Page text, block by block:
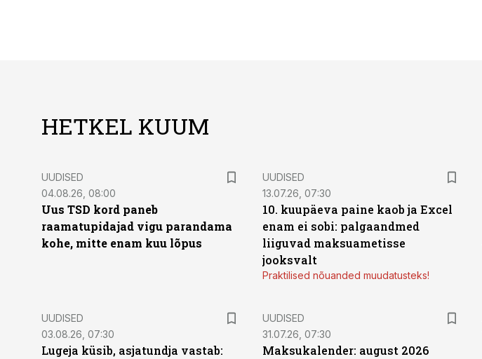
HETKEL KUUM
UUDISED
04.08.26, 08:00
Uus TSD kord paneb
raamatupidajad vigu parandama
kohe, mitte enam kuu lõpus
UUDISED
13.07.26, 07:30
10. kuupäeva paine kaob ja Excel
enam ei sobi: palgaandmed
liiguvad maksuametisse
jooksvalt
Praktilised nõuanded muudatusteks!
UUDISED
03.08.26, 07:30
Lugeja küsib, asjatundja vastab:
UUDISED
31.07.26, 07:30
Maksukalender: august 2026